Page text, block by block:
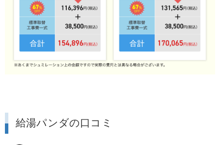
給湯パンダの口コミ